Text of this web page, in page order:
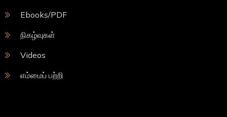
Ebooks/PDF
நிகழ்வுகள்
Videos
எம்மைப் பற்றி